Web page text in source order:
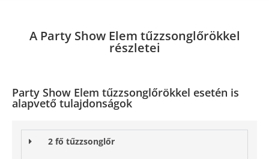
A Party Show Elem tűzzsonglőrökkel
részletei
Party Show Elem tűzzsonglőrökkel esetén is
alapvető tulajdonságok
2 fő tűzzsonglőr